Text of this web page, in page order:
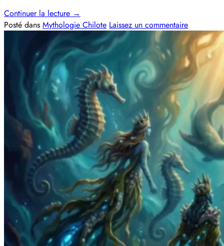
Continuer la lecture →
Posté dans Mythologie Chilote Laissez un commentaire